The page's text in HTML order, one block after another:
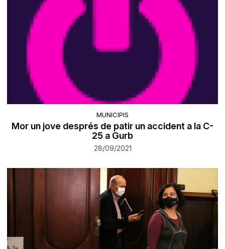
MUNICIPIS
Mor un jove després de patir un accident a la C-
25 a Gurb
28/09/2021